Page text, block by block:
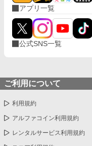
アプリ一覧
公式SNS一覧
ご利用について
利用規約
アルファコイン利用規約
レンタルサービス利用規約